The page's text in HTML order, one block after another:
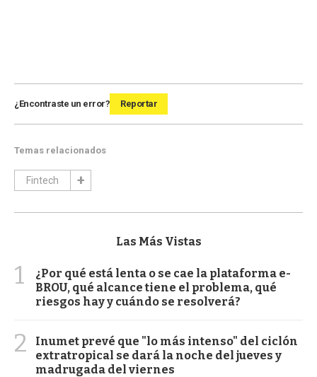
¿Encontraste un error? Reportar
Temas relacionados
Fintech
Las Más Vistas
1
¿Por qué está lenta o se cae la plataforma e-
BROU, qué alcance tiene el problema, qué
riesgos hay y cuándo se resolverá?
2
Inumet prevé que "lo más intenso" del ciclón
extratropical se dará la noche del jueves y
madrugada del viernes